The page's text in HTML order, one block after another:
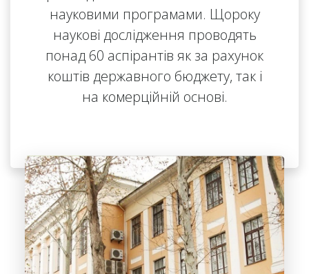
науковими програмами. Щороку
наукові дослідження проводять
понад 60 аспірантів як за рахунок
коштів державного бюджету, так і
на комерційній основі.